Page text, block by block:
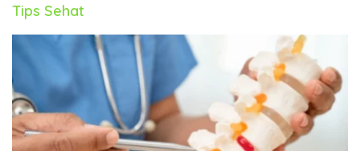
Tips Sehat